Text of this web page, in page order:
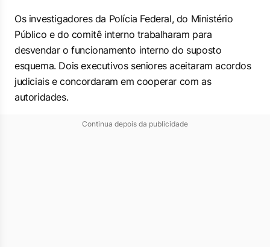
Os investigadores da Polícia Federal, do Ministério
Público e do comitê interno trabalharam para
desvendar o funcionamento interno do suposto
esquema. Dois executivos seniores aceitaram acordos
judiciais e concordaram em cooperar com as
autoridades.
Continua depois da publicidade